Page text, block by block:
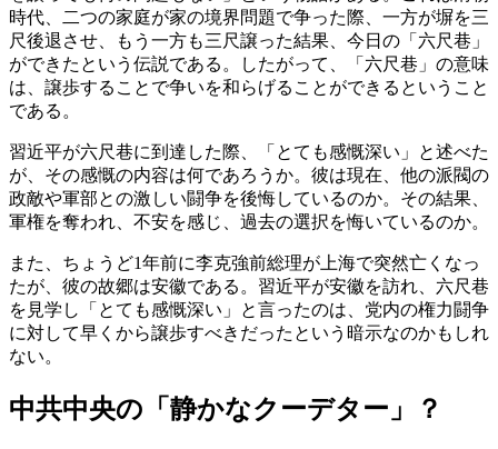
時代、二つの家庭が家の境界問題で争った際、一方が塀を三
尺後退させ、もう一方も三尺譲った結果、今日の「六尺巷」
ができたという伝説である。したがって、「六尺巷」の意味
は、譲歩することで争いを和らげることができるということ
である。
習近平が六尺巷に到達した際、「とても感慨深い」と述べた
が、その感慨の内容は何であろうか。彼は現在、他の派閥の
政敵や軍部との激しい闘争を後悔しているのか。その結果、
軍権を奪われ、不安を感じ、過去の選択を悔いているのか。
また、ちょうど1年前に李克強前総理が上海で突然亡くなっ
たが、彼の故郷は安徽である。習近平が安徽を訪れ、六尺巷
を見学し「とても感慨深い」と言ったのは、党内の権力闘争
に対して早くから譲歩すべきだったという暗示なのかもしれ
ない。
中共中央の「静かなクーデター」？